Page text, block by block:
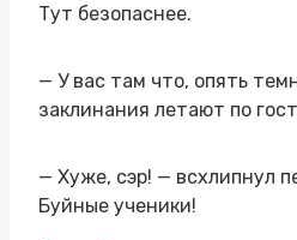
Тут безопаснее.
— У вас там что, опять
заклинания летают по
— Хуже, сэр! — всхлипнул
Буйные ученики!